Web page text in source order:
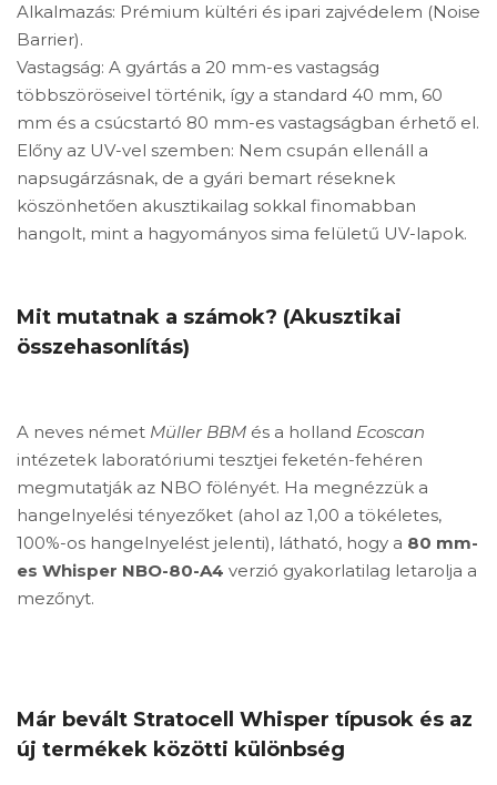
Alkalmazás: Prémium kültéri és ipari zajvédelem (Noise
Barrier).
Vastagság: A gyártás a 20 mm-es vastagság
többszöröseivel történik, így a standard 40 mm, 60
mm és a csúcstartó 80 mm-es vastagságban érhető el.
Előny az UV-vel szemben: Nem csupán ellenáll a
napsugárzásnak, de a gyári bemart réseknek
köszönhetően akusztikailag sokkal finomabban
hangolt, mint a hagyományos sima felületű UV-lapok.
Mit mutatnak a számok? (Akusztikai
összehasonlítás)
A neves német Müller BBM és a holland Ecoscan
intézetek laboratóriumi tesztjei feketén-fehéren
megmutatják az NBO fölényét. Ha megnézzük a
hangelnyelési tényezőket (ahol az 1,00 a tökéletes,
100%-os hangelnyelést jelenti), látható, hogy a 80 mm-
es Whisper NBO-80-A4 verzió gyakorlatilag letarolja a
mezőnyt.
Már bevált Stratocell Whisper típusok és az
új termékek közötti különbség